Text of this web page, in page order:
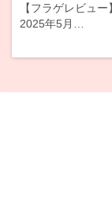
【フラゲレビュ
2025年5月…